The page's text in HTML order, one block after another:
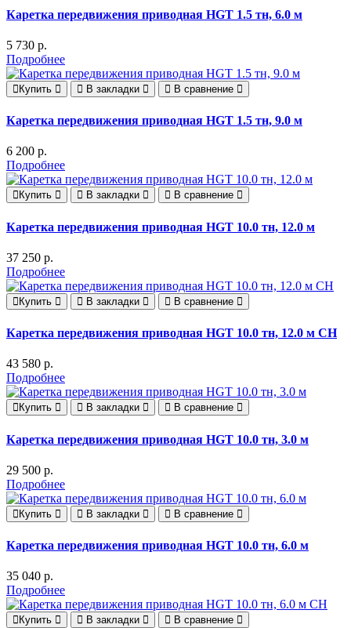
Каретка передвижения приводная HGT 1.5 тн, 6.0 м
5 730 р.
Подробнее
Купить В закладки В сравнение
Каретка передвижения приводная HGT 1.5 тн, 9.0 м
6 200 р.
Подробнее
Купить В закладки В сравнение
Каретка передвижения приводная HGT 10.0 тн, 12.0 м
37 250 р.
Подробнее
Купить В закладки В сравнение
Каретка передвижения приводная HGT 10.0 тн, 12.0 м СН
43 580 р.
Подробнее
Купить В закладки В сравнение
Каретка передвижения приводная HGT 10.0 тн, 3.0 м
29 500 р.
Подробнее
Купить В закладки В сравнение
Каретка передвижения приводная HGT 10.0 тн, 6.0 м
35 040 р.
Подробнее
Купить В закладки В сравнение